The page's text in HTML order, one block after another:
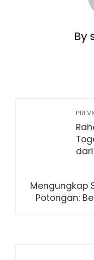
By
Mengungkap
Potongan: